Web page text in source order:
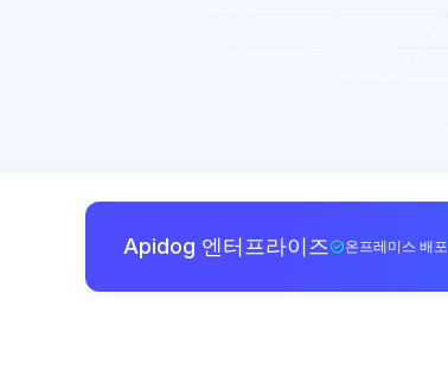
Apidog 엔터프라이즈 온프레미스 배포